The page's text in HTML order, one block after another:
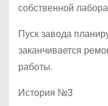
собственной
Пуск завода
заканчивается
работы.
История №3